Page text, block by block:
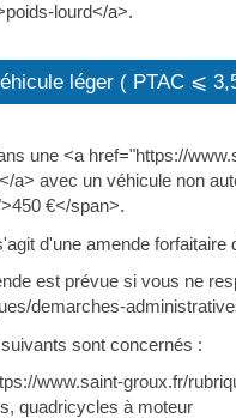
lourd</a>.
léger ( PTAC ⩽
une <a href="https://
a> avec un véhicule non
€</span>.
d'une amende
est prévue si vous ne
demarches-
sont concernés :
www.saint-groux.fr/
quadricycles à moteur